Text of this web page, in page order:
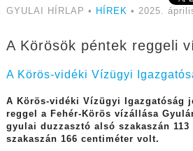
GYULAI HÍRLAP • HÍREK • 2025.
A Körösök péntek reggeli
A Körös-vidéki Vízügyi
A Körös-vidéki Vízügyi Igazgatóság
reggel a Fehér-Körös vízállása
gyulai duzzasztó alsó szakaszán
szakaszán 166 centiméter volt.